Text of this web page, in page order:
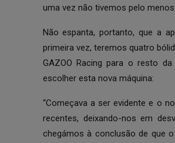
uma vez não tivemos pelo menos
Não espanta, portanto, que a
primeira vez, teremos quatro
GAZOO Racing para o resto
escolher esta nova máquina:
“Começava a ser evidente e o
recentes, deixando-nos em
chegámos à conclusão de que